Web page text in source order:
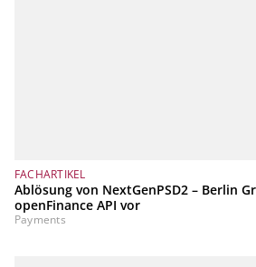
FACHARTIKEL
Ablösung von NextGenPSD2 – Berlin
openFinance API vor
Payments